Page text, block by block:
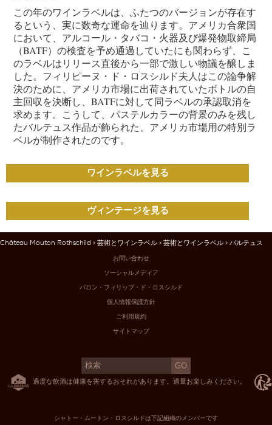
この年のワインラベルは、ふたつのバージョンが存在す
るという、実に数奇な運命を辿ります。アメリカ合衆国
において、アルコール・タバコ・火器及び爆発物取締局
（BATF）の検査を予め通過していたにも関わらず、こ
のラベルはリリース直後から一部で激しい物議を醸しま
した。フィリピーヌ・ド・ロスシルド夫人はこの論争解
決のために、アメリカ市場に出荷されていたボトルの自
主回収を決断し、BATFに対して同ラベルの承認取消を
求めます。こうして、パステルカラーの背景のみを残し
たバルテュス作品が飾られた、アメリカ市場用の特別ラ
ベルが制作されたのです。
ワインラベルを見る
ヴィンテージを見る
Château Mouton Rothschild > 芸術とワインラベル > 芸術とワインラベル > バルテュス
お問い合わせ
ソーシャルメディア
バロン・フィリップ・ド・ロスシルド
個人情報保護方針
ご利用規約
サイトマップ
過度な飲酒は健康を害するおそれがあります。適量お楽しみください。
シャトー・ムートン・ロスシルドは下記組織のメンバーです